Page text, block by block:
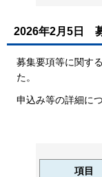
2026年2月5日
募集要項等に関す
た。
申込み等の詳細に
項目